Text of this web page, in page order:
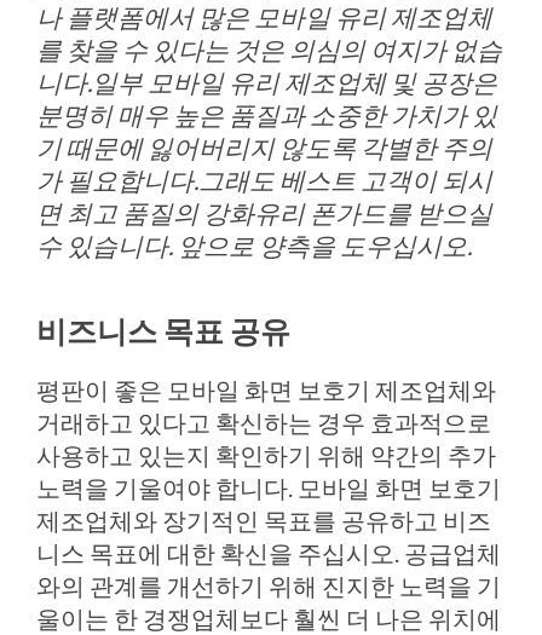
나 플랫폼에서 많은 모바일 유리 제조업체
를 찾을 수 있다는 것은 의심의 여지가 없습
니다.일부 모바일 유리 제조업체 및 공장은
분명히 매우 높은 품질과 소중한 가치가 있
기 때문에 잃어버리지 않도록 각별한 주의
가 필요합니다.그래도 베스트 고객이 되시
면 최고 품질의 강화유리 폰가드를 받으실
수 있습니다. 앞으로 양측을 도우십시오.
비즈니스 목표 공유
평판이 좋은 모바일 화면 보호기 제조업체와
거래하고 있다고 확신하는 경우 효과적으로
사용하고 있는지 확인하기 위해 약간의 추가
노력을 기울여야 합니다. 모바일 화면 보호기
제조업체와 장기적인 목표를 공유하고 비즈
니스 목표에 대한 확신을 주십시오. 공급업체
와의 관계를 개선하기 위해 진지한 노력을 기
울이는 한 경쟁업체보다 훨씬 더 나은 위치에